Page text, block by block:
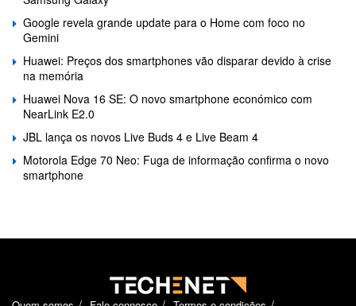
Google revela grande update para o Home com foco no
Gemini
Huawei: Preços dos smartphones vão disparar devido à crise
na memória
Huawei Nova 16 SE: O novo smartphone económico com
NearLink E2.0
JBL lança os novos Live Buds 4 e Live Beam 4
Motorola Edge 70 Neo: Fuga de informação confirma o novo
smartphone